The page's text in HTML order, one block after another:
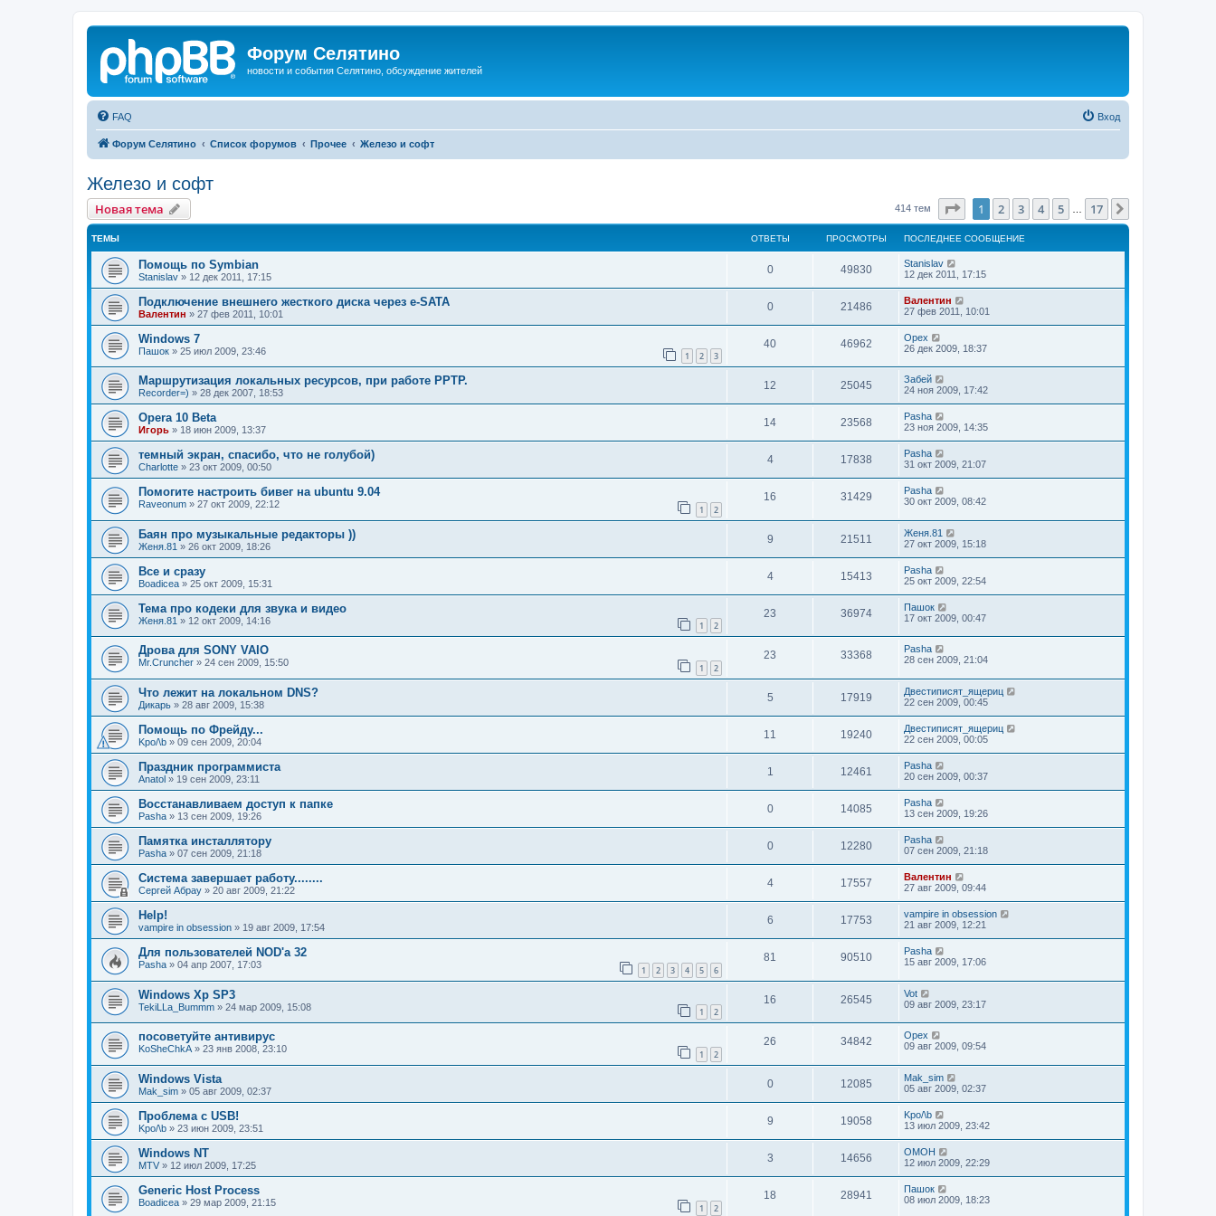
Форум Селятино
новости и события Селятино, обсуждение жителей
FAQ Вход
Форум Селятино Список форумов Прочее Железо и софт
Железо и софт
Новая тема 414 тем Страница1 из 17
1 2 3 4 5 17
ТЕМЫ ОТВЕТЫ ПРОСМОТРЫ ПОСЛЕДНЕЕ СООБЩЕНИЕ
Помощь по Symbian
Stanislav » 12 дек 2011, 17:15
0 49830
Stanislav
12 дек 2011, 17:15
Подключение внешнего жесткого диска через e-SATA
Валентин » 27 фев 2011, 10:01
0 21486
Валентин
27 фев 2011, 10:01
Windows 7
Пашок » 25 июл 2009, 23:46 1 2 3
40 46962
Орех
26 дек 2009, 18:37
Маршрутизация локальных ресурсов, при работе PPTP.
Recorder=) » 28 дек 2007, 18:53
12 25045
Забей
24 ноя 2009, 17:42
Opera 10 Beta
Игорь » 18 июн 2009, 13:37
14 23568
Pasha
23 ноя 2009, 14:35
темный экран, спасибо, что не голубой)
Charlotte » 23 окт 2009, 00:50
4 17838
Pasha
31 окт 2009, 21:07
Помогите настроить бивег на ubuntu 9.04
Raveonum » 27 окт 2009, 22:12 1 2
16 31429
Pasha
30 окт 2009, 08:42
Баян про музыкальные редакторы ))
Женя.81 » 26 окт 2009, 18:26
9 21511
Женя.81
27 окт 2009, 15:18
Все и сразу
Boadicea » 25 окт 2009, 15:31
4 15413
Pasha
25 окт 2009, 22:54
Тема про кодеки для звука и видео
Женя.81 » 12 окт 2009, 14:16 1 2
23 36974
Пашок
17 окт 2009, 00:47
Дрова для SONY VAIO
Mr.Cruncher » 24 сен 2009, 15:50 1 2
23 33368
Pasha
28 сен 2009, 21:04
Что лежит на локальном DNS?
Дикарь » 28 авг 2009, 15:38
5 17919
Двестиписят_ящериц
22 сен 2009, 00:45
Помощь по Фрейду...
Kpo/\b » 09 сен 2009, 20:04
11 19240
Двестиписят_ящериц
22 сен 2009, 00:05
Праздник программиста
Anatol » 19 сен 2009, 23:11
1 12461
Pasha
20 сен 2009, 00:37
Восстанавливаем доступ к папке
Pasha » 13 сен 2009, 19:26
0 14085
Pasha
13 сен 2009, 19:26
Памятка инсталлятору
Pasha » 07 сен 2009, 21:18
0 12280
Pasha
07 сен 2009, 21:18
Система завершает работу........
Сергей Абрау » 20 авг 2009, 21:22
4 17557
Валентин
27 авг 2009, 09:44
Help!
vampire in obsession » 19 авг 2009, 17:54
6 17753
vampire in obsession
21 авг 2009, 12:21
Для пользователей NOD'а 32
Pasha » 04 апр 2007, 17:03 1 2 3 4 5 6
81 90510
Pasha
15 авг 2009, 17:06
Windows Xp SP3
TekiLLa_Bummm » 24 мар 2009, 15:08 1 2
16 26545
Vot
09 авг 2009, 23:17
посоветуйте антивирус
KoSheChkA » 23 янв 2008, 23:10 1 2
26 34842
Орех
09 авг 2009, 09:54
Windows Vista
Mak_sim » 05 авг 2009, 02:37
0 12085
Mak_sim
05 авг 2009, 02:37
Проблема с USB!
Kpo/\b » 23 июн 2009, 23:51
9 19058
Kpo/\b
13 июл 2009, 23:42
Windows NT
MTV » 12 июл 2009, 17:25
3 14656
OMOH
12 июл 2009, 22:29
Generic Host Process
Boadicea » 29 мар 2009, 21:15 1 2
18 28941
Пашок
08 июл 2009, 18:23